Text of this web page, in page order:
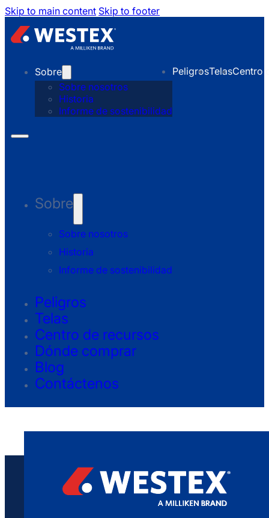
Skip to main content Skip to footer
Sobre
Sobre nosotros
Historia
Informe de sostenibilidad
PeligrosTelasCentro
Sobre
Sobre nosotros
Historia
Informe de sostenibilidad
Peligros
Telas
Centro de recursos
Dónde comprar
Blog
Contáctenos